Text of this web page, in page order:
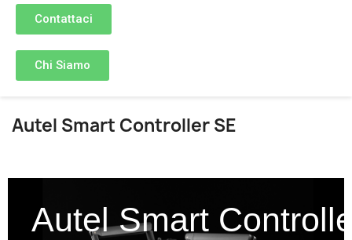
Contattaci
Chi Siamo
Autel Smart Controller SE
Autel Smart